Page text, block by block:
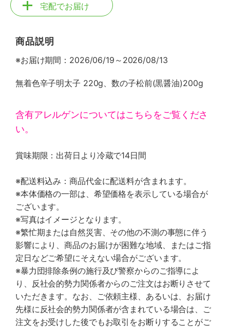
宅配でお届け
商品説明
※お届け期間：2026/06/19～2026/08/13
無着色辛子明太子 220g、数の子松前(黒醤油)200g
含有アレルゲンについてはこちらをご覧くださ
い。
賞味期限：出荷日より冷蔵で14日間
※配送料込み：商品代金に配送料が含まれます。
※本体価格の一部は、希望価格を表示している場合が
ございます。
※写真はイメージとなります。
※繁忙期または自然災害、その他の不測の事態に伴う
影響により、商品のお届けが困難な地域、またはご指
定日などご希望にそえない場合がございます。
※暴力団排除条例の施行及び警察からのご指導によ
り、反社会的勢力関係者からのご注文はお断りさせて
いただきます。なお、ご依頼主様、あるいは、お届け
先様に反社会的勢力関係者が含まれている場合は、ご
注文をお受けした後でもお取引をお断りすることがご